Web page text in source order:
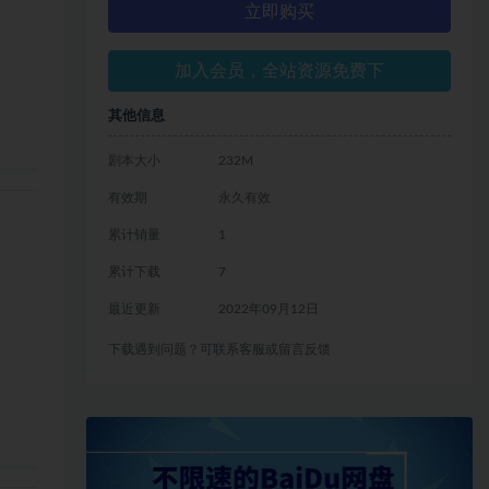
立即购买
加入会员，全站资源免费下
其他信息
剧本大小 232M
有效期 永久有效
累计销量 1
累计下载 7
最近更新 2022年09月12日
下载遇到问题？可联系客服或留言反馈